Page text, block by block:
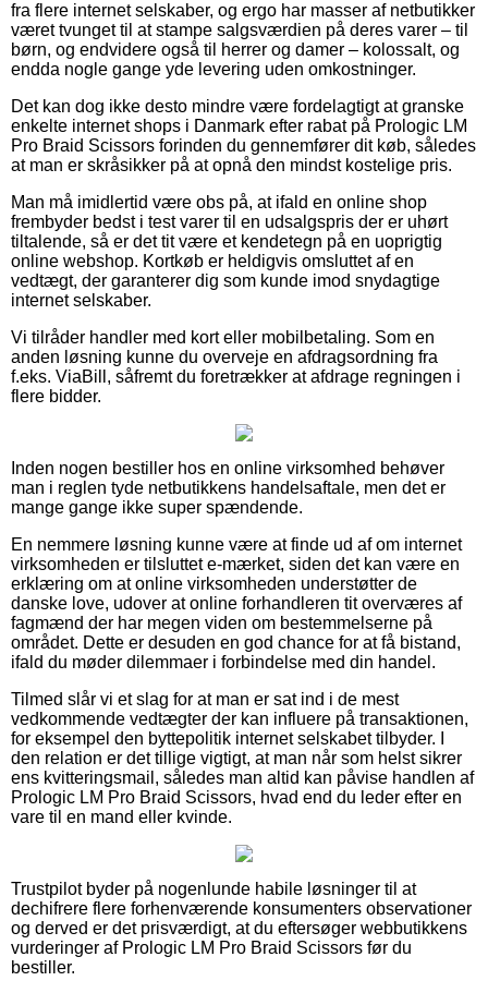
fra flere internet selskaber, og ergo har masser af netbutikker
været tvunget til at stampe salgsværdien på deres varer – til
børn, og endvidere også til herrer og damer – kolossalt, og
endda nogle gange yde levering uden omkostninger.
Det kan dog ikke desto mindre være fordelagtigt at granske
enkelte internet shops i Danmark efter rabat på Prologic LM
Pro Braid Scissors forinden du gennemfører dit køb, således
at man er skråsikker på at opnå den mindst kostelige pris.
Man må imidlertid være obs på, at ifald en online shop
frembyder bedst i test varer til en udsalgspris der er uhørt
tiltalende, så er det tit være et kendetegn på en uoprigtig
online webshop. Kortkøb er heldigvis omsluttet af en
vedtægt, der garanterer dig som kunde imod snydagtige
internet selskaber.
Vi tilråder handler med kort eller mobilbetaling. Som en
anden løsning kunne du overveje en afdragsordning fra
f.eks. ViaBill, såfremt du foretrækker at afdrage regningen i
flere bidder.
Inden nogen bestiller hos en online virksomhed behøver
man i reglen tyde netbutikkens handelsaftale, men det er
mange gange ikke super spændende.
En nemmere løsning kunne være at finde ud af om internet
virksomheden er tilsluttet e-mærket, siden det kan være en
erklæring om at online virksomheden understøtter de
danske love, udover at online forhandleren tit overværes af
fagmænd der har megen viden om bestemmelserne på
området. Dette er desuden en god chance for at få bistand,
ifald du møder dilemmaer i forbindelse med din handel.
Tilmed slår vi et slag for at man er sat ind i de mest
vedkommende vedtægter der kan influere på transaktionen,
for eksempel den byttepolitik internet selskabet tilbyder. I
den relation er det tillige vigtigt, at man når som helst sikrer
ens kvitteringsmail, således man altid kan påvise handlen af
Prologic LM Pro Braid Scissors, hvad end du leder efter en
vare til en mand eller kvinde.
Trustpilot byder på nogenlunde habile løsninger til at
dechifrere flere forhenværende konsumenters observationer
og derved er det prisværdigt, at du eftersøger webbutikkens
vurderinger af Prologic LM Pro Braid Scissors før du
bestiller.